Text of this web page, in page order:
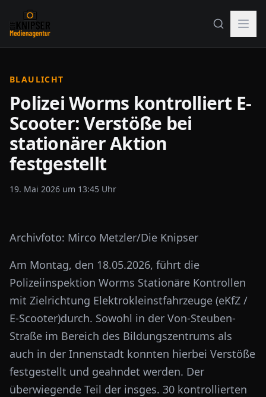
BLAULICHT
Polizei Worms kontrolliert E-
Scooter: Verstöße bei
stationärer Aktion
festgestellt
19. Mai 2026 um 13:45 Uhr
Archivfoto: Mirco Metzler/Die Knipser
Am Montag, den 18.05.2026, führt die
Polizeiinspektion Worms Stationäre Kontrollen
mit Zielrichtung Elektrokleinstfahrzeuge (eKfZ /
E-Scooter)durch. Sowohl in der Von-Steuben-
Straße im Bereich des Bildungszentrums als
auch in der Innenstadt konnten hierbei Verstöße
festgestellt und geahndet werden. Der
überwiegende Teil der insges. 30 kontrollierten